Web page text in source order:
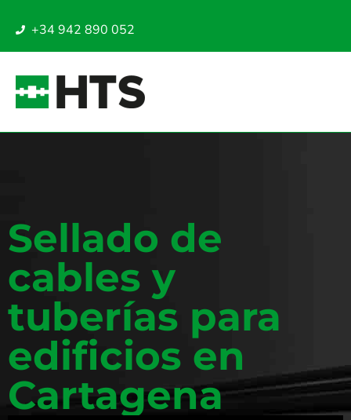
+34 942 890 052
Sellado de
cables y
tuberías para
edificios en
Cartagena